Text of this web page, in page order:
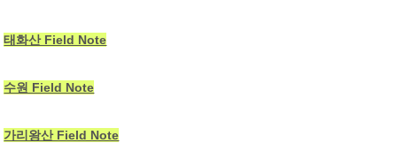
태화산 Field Note
수원 Field Note
가리왕산 Field Note